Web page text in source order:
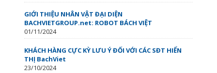
GIỚI THIỆU NHÂN VẬT ĐẠI DIỆN
BACHVIETGROUP.net: ROBOT BÁCH VIỆT
01/11/2024
KHÁCH HÀNG CỰC KỲ LƯU Ý ĐỐI VỚI CÁC SĐT HIỂN
THỊ BachViet
23/10/2024